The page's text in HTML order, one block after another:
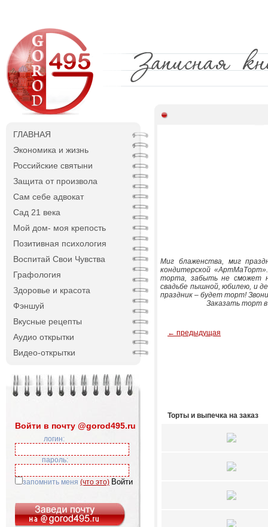
ГЛАВНАЯ
Экономика и жизнь
Российские святыни
Защита от произвола
Сам себе адвокат
Сад 21 века
Мой дом- моя крепость
Позитивная психология
Воспитай Свои Чувства
Графология
Здоровье и красота
Фэншуй
Вкусные рецепты
Аудио открытки
Видео-открытки
Войти в почту @gorod495.ru
логин:
пароль:
запомнить меня (что это)
Миг блаженства, миг
кондитерской
торта, забыть не сможет
свадьбе пышной, юбилею, и
праздник – будет торт!
Заказать торт
← предыдущая
Торты и выпечка на заказ